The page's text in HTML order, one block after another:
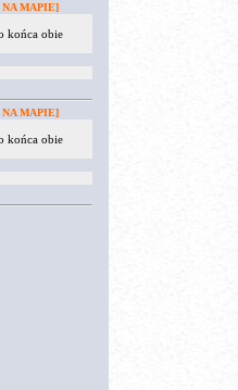
MAPIE]
końca obie
MAPIE]
końca obie